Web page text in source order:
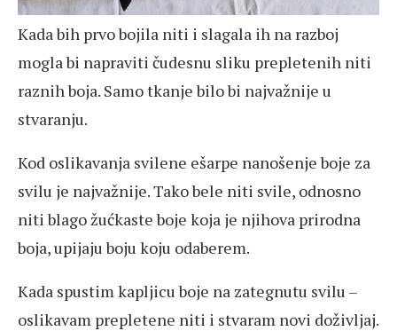
Kada bih prvo bojila niti i slagala ih na razboj
mogla bi napraviti čudesnu sliku prepletenih niti
raznih boja. Samo tkanje bilo bi najvažnije u
stvaranju.
Kod oslikavanja svilene ešarpe nanošenje boje za
svilu je najvažnije. Tako bele niti svile, odnosno
niti blago žućkaste boje koja je njihova prirodna
boja, upijaju boju koju odaberem.
Kada spustim kapljicu boje na zategnutu svilu –
oslikavam prepletene niti i stvaram novi doživljaj.